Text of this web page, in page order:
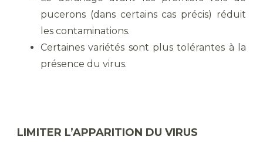
pucerons (dans certains cas précis) réduit
les contaminations.
Certaines variétés sont plus tolérantes à la
présence du virus.
LIMITER L’APPARITION DU VIRUS